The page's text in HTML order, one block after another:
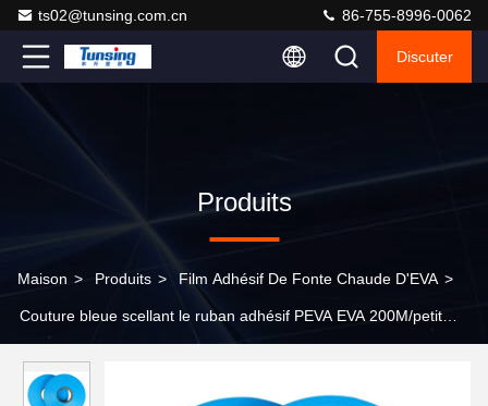
ts02@tunsing.com.cn 86-755-8996-0062
Discuter
Produits
Maison > Produits > Film Adhésif De Fonte Chaude D'EVA >
Couture bleue scellant le ruban adhésif PEVA EVA 200M/petit